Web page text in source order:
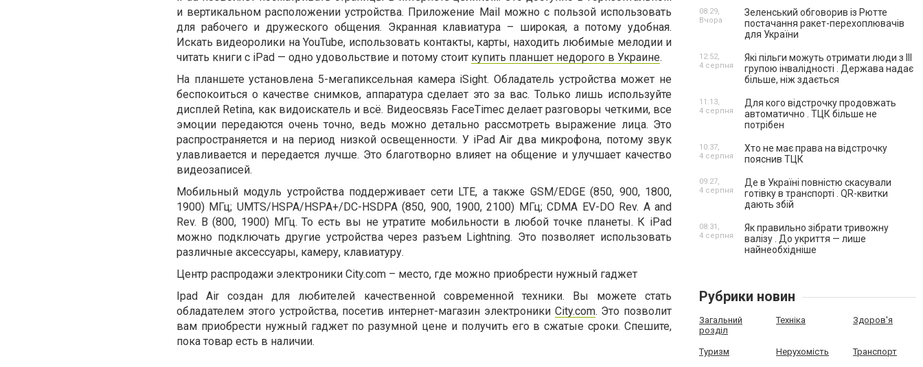
и вертикальном расположении устройства. Приложение Mail можно с пользой использовать
для рабочего и дружеского общения. Экранная клавиатура – широкая, а потому удобная.
Искать видеоролики на YouTube, использовать контакты, карты, находить любимые мелодии и
читать книги с iPad — одно удовольствие и потому стоит купить планшет недорого в Украине.
На планшете установлена 5-мегапиксельная камера iSight. Обладатель устройства может не
беспокоиться о качестве снимков, аппаратура сделает это за вас. Только лишь используйте
дисплей Retina, как видоискатель и всё. Видеосвязь FaceTimeс делает разговоры четкими, все
эмоции передаются очень точно, ведь можно детально рассмотреть выражение лица. Это
распространяется и на период низкой освещенности. У iPad Air два микрофона, потому звук
улавливается и передается лучше. Это благотворно влияет на общение и улучшает качество
видеозаписей.
Мобильный модуль устройства поддерживает сети LTE, а также GSM/EDGE (850, 900, 1800,
1900) МГц; UMTS/HSPA/HSPA+/DC-HSDPA (850, 900, 1900, 2100) MГц; CDMA EV-DO Rev. A and
Rev. B (800, 1900) МГц. То есть вы не утратите мобильности в любой точке планеты. К iPad
можно подключать другие устройства через разъем Lightning. Это позволяет использовать
различные аксессуары, камеру, клавиатуру.
Центр распродажи электроники City.com – место, где можно приобрести нужный гаджет
Ipad Air создан для любителей качественной современной техники. Вы можете стать
обладателем этого устройства, посетив интернет-магазин электроники City.com. Это позволит
вам приобрести нужный гаджет по разумной цене и получить его в сжатые сроки. Спешите,
пока товар есть в наличии.
Зеленський обговорив із Рютте
постачання ракет-перехоплювачів
для України
08:29,
Вчора
Які пільги можуть отримати люди з III
групою інвалідності . Держава надає
більше, ніж здається
12:52,
4 серпня
Для кого відстрочку продовжать
автоматично . ТЦК більше не
потрібен
11:13,
4 серпня
Хто не має права на відстрочку
пояснив ТЦК
10:37,
4 серпня
Де в Україні повністю скасували
готівку в транспорті . QR-квитки
дають збій
09:27,
4 серпня
Як правильно зібрати тривожну
валізу . До укриття — лише
найнеобхідніше
08:31,
4 серпня
Рубрики новин
Загальний
розділ
Техніка Здоров'я
Туризм Нерухомість Транспорт